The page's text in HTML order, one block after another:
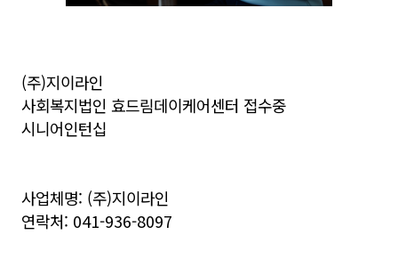
(주)지이라인
사회복지법인 효드림데이케어센터 접수중
시니어인턴십
사업체명: (주)지이라인
연락처: 041-936-8097